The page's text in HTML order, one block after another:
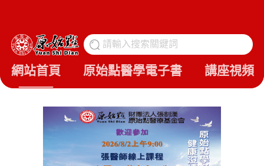
請輸入搜索關鍵詞
網站首頁 原始點醫學電子書 講座視頻